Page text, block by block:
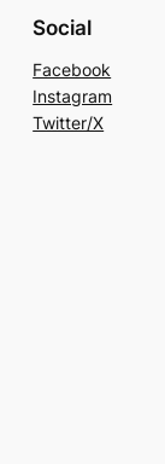
Social
Facebook
Instagram
Twitter/X